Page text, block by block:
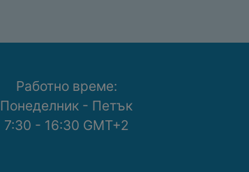
Работно време:
Понеделник - Петък
7:30 - 16:30 GMT+2